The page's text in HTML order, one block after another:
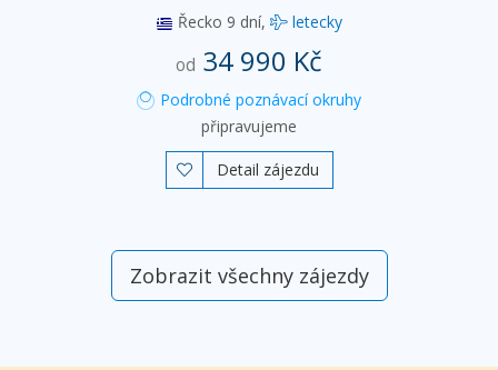
Řecko 9 dní, letecky
od 34 990 Kč
Podrobné poznávací okruhy
připravujeme
 Detail zájezdu
Zobrazit všechny zájezdy